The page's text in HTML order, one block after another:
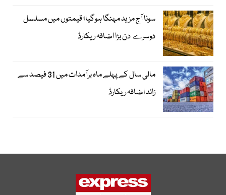
سونا آج مزید مہنگا ہوگیا؛ قیمتوں میں مسلسل
دوسرے دن بڑا اضافہ ریکارڈ
مالی سال کے پہلے ماہ برآمدات میں 31 فیصد سے
زائد اضافہ ریکارڈ